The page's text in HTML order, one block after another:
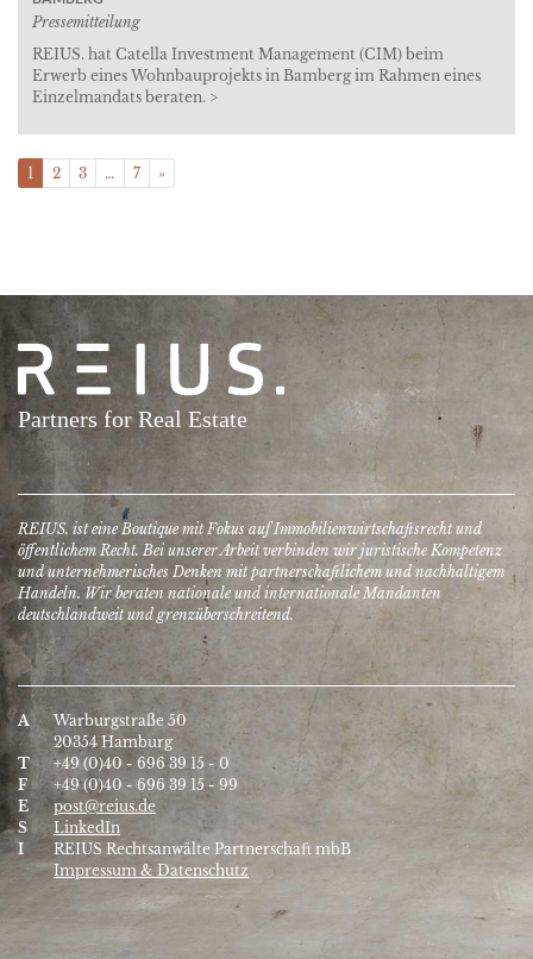
Pressemitteilung
REIUS. hat Catella Investment Management (CIM) beim
Erwerb eines Wohnbauprojekts in Bamberg im Rahmen eines
Einzelmandats beraten. >
POSTS NAVIGATION
1 2 3 … 7 »
REIUS. ist eine Boutique mit Fokus auf Immobilien­wirtschafts­recht und
öffentlichem Recht. Bei unserer Arbeit verbinden wir juristische Kompetenz
und unter­nehmerisches Denken mit partner­schaftlichem und nach­haltigem
Handeln. Wir beraten nationale und inter­nationale Mandanten
deutschlandweit und grenzüberschreitend.
A
Warburgstraße 50
20354 Hamburg
T
+49 (0)40 - 696 39 15 - 0
F
+49 (0)40 - 696 39 15 - 99
E
post@reius.de
S
LinkedIn
I
REIUS Rechtsanwälte Partnerschaft mbB
Impressum & Datenschutz